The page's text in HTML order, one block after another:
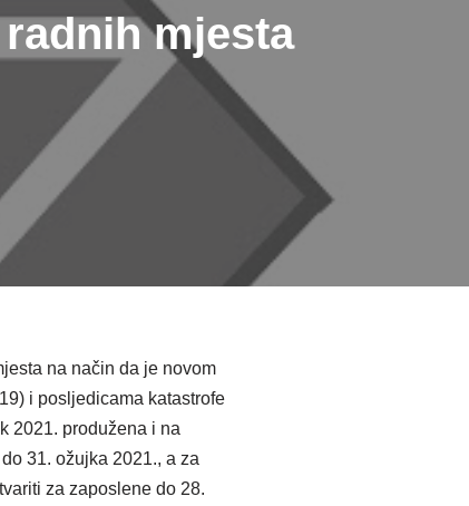
mjesta
na način da je novom
i posljedicama katastrofe
2021. produžena i na
31. ožujka 2021., a za
za zaposlene do 28.